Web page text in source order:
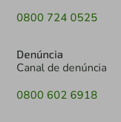
0800 724 0525
Denúncia
Canal de denúncia
0800 602 6918